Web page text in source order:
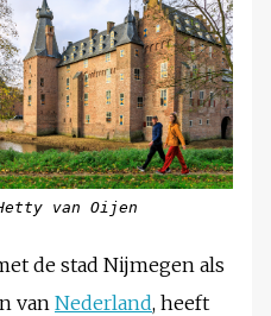
van Oijen
de stad Nijmegen als
van Nederland, heeft